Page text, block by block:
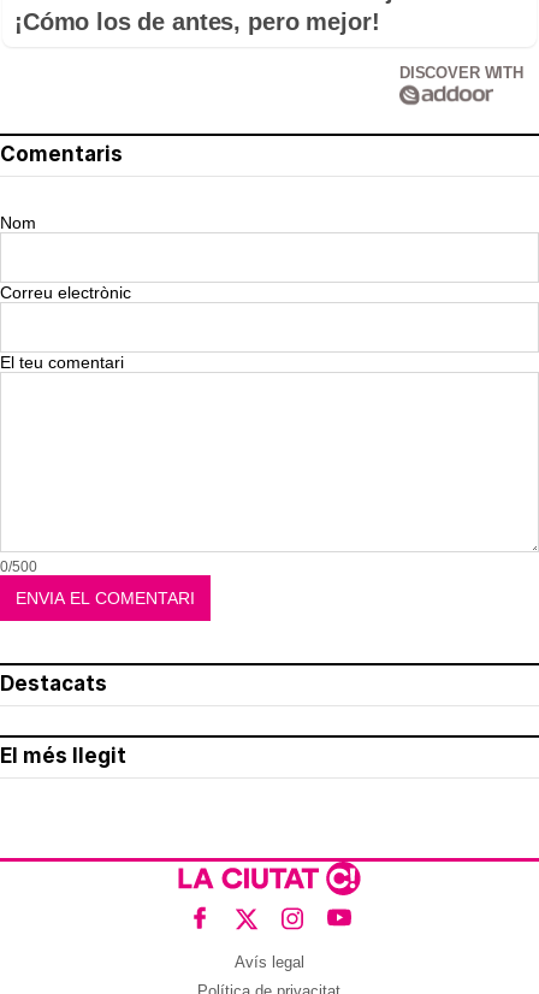
¡Cómo los de antes, pero mejor!
DISCOVER WITH
Comentaris
Nom
Correu electrònic
El teu comentari
0/500
Destacats
El més llegit
Avís legal